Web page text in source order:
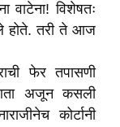
वाटेना! विशेषतः
होते. तरी ते आज
फेर तपासणी
'आता अजून कसली
कोर्टानी